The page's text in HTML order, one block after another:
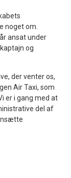
noget om.
ansat under
og
der venter os,
Air Taxi, som
er i gang med at
del af